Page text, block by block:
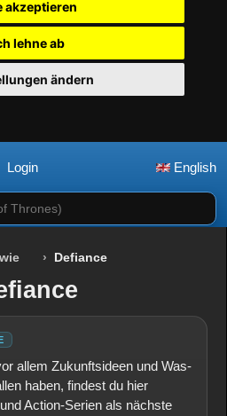
akzeptieren
lehne ab
ändern
Login English
Defiance
allem Zukunftsideen und Was-
haben, findest du hier
Action-Serien als nächste